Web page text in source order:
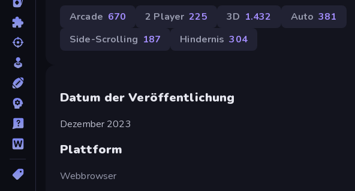
Arcade 670 2 Player 225 3D 1.432 Auto 381
Side-Scrolling 187 Hindernis 304
Datum der Veröffentlichung
Dezember 2023
Plattform
Webbrowser